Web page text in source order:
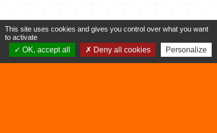
Contacts
This site uses cookies and gives you control over what you want
to activate
OK, accept all
Deny all cookies Personalize